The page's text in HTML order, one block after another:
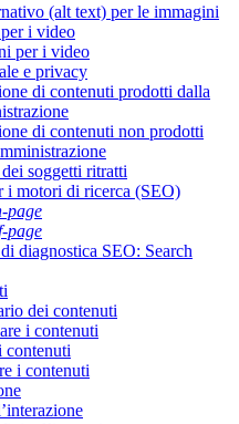
(alt text) per le immagini
i video
per i video
e privacy
di contenuti prodotti dalla
di contenuti non prodotti
soggetti ritratti
i motori di ricerca (SEO)
page
page
diagnostica SEO: Search
dei contenuti
i contenuti
contenuti
i contenuti